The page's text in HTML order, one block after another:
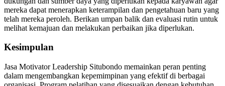
mereka dapat menerapkan keterampilan dan pengetahuan baru yang
telah mereka peroleh. Berikan umpan balik dan evaluasi rutin untuk
melihat kemajuan dan melakukan perbaikan jika diperlukan.
Kesimpulan
Jasa Motivator Leadership Situbondo memainkan peran penting
dalam mengembangkan kepemimpinan yang efektif di berbagai